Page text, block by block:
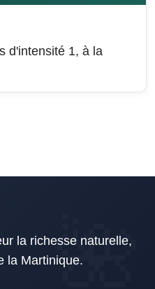
d'intensité 1, à la
la richesse naturelle,
la Martinique.